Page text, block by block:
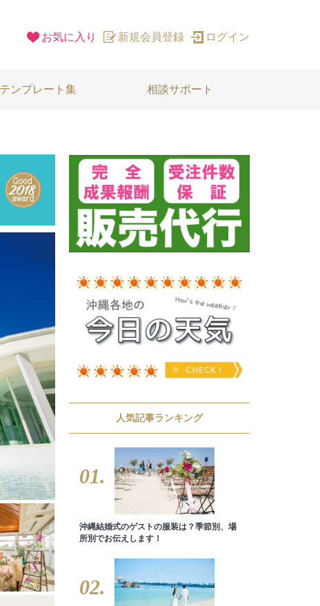
お気に入り 新規会員登録 ログイン
テンプレート集 相談サポート
人気記事ランキング
01.
沖縄結婚式のゲストの服装は？季節別、場
所別でお伝えします！
02.